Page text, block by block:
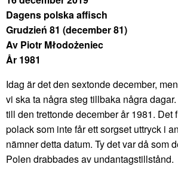
Dagens polska affisch
Grudzień 81 (december 81)
Av Piotr Młodożeniec
År 1981
Idag är det den sextonde december,
vi ska ta några steg tillbaka några
till den trettonde december år 1981. Det
polack som inte får ett sorgset uttryck i
nämner detta datum. Ty det var då som
Polen drabbades av undantagstillstånd.